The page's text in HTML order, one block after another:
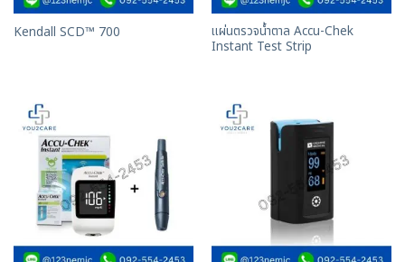
Kendall SCD™ 700
แผ่นตรวจน้ำตาล Accu-Chek
Instant Test Strip